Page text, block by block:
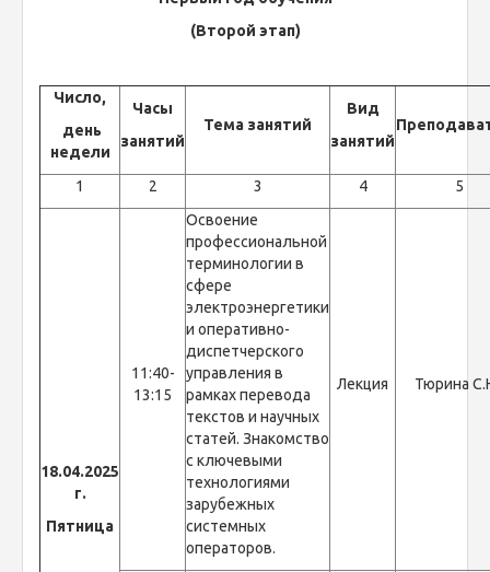
(Второй этап)
Число,
день
недели
Часы
занятий
Тема занятий
Вид
занятий
1 2 3 4 5
18.04.2025
г.
Пятница
11:40-
13:15
Освоение
профессиональной
терминологии в
сфере
электроэнергетики
и оперативно-
диспетчерского
управления в
рамках перевода
текстов и научных
статей. Знакомство
с ключевыми
технологиями
зарубежных
системных
операторов.
Лекция Тюрина